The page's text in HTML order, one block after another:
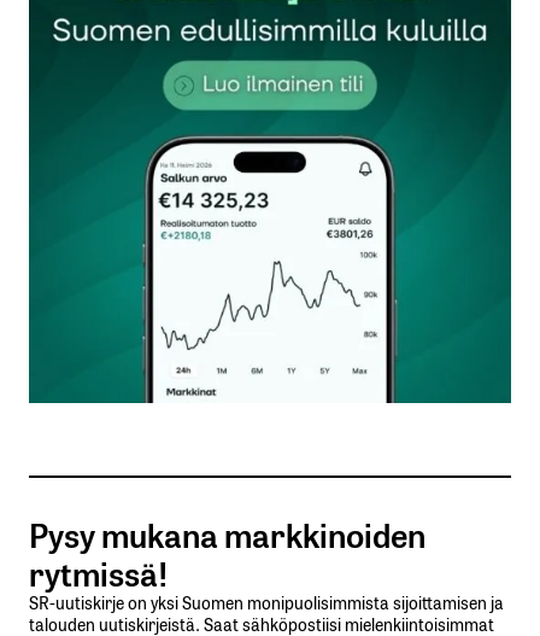
Sähköpostiosoitettasi ei julkaista.Pakolliset
kentät on merkitty*
Kommentti*
Nimesi tai nimimerkkisi
Sähköpostiosoitteesi
Tilaa SalkunRakentajan uutiskirje
Lähetä kommentti
Pysy mukana markkinoiden
rytmissä!
SR-uutiskirje on yksi Suomen monipuolisimmista sijoittamisen ja
talouden uutiskirjeistä. Saat sähköpostiisi mielenkiintoisimmat